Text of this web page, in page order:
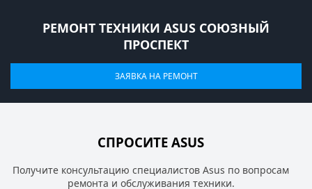
РЕМОНТ ТЕХНИКИ ASUS СОЮЗНЫЙ
ПРОСПЕКТ
ЗАЯВКА НА РЕМОНТ
СПРОСИТЕ ASUS
Получите консультацию специалистов Asus по вопросам
ремонта и обслуживания техники.